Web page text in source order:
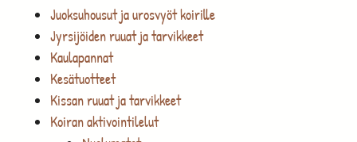
Juoksuhousut ja urosvyöt koirille
Jyrsijöiden ruuat ja tarvikkeet
Kaulapannat
Kesätuotteet
Kissan ruuat ja tarvikkeet
Koiran aktivointilelut